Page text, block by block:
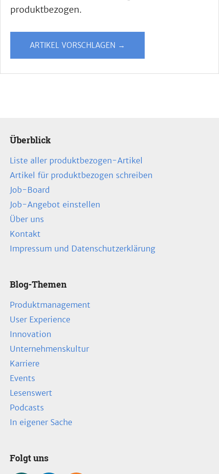
produktbezogen.
ARTIKEL VORSCHLAGEN →
Überblick
Liste aller produktbezogen-Artikel
Artikel für produktbezogen schreiben
Job-Board
Job-Angebot einstellen
Über uns
Kontakt
Impressum und Datenschutzerklärung
Blog-Themen
Produktmanagement
User Experience
Innovation
Unternehmenskultur
Karriere
Events
Lesenswert
Podcasts
In eigener Sache
Folgt uns